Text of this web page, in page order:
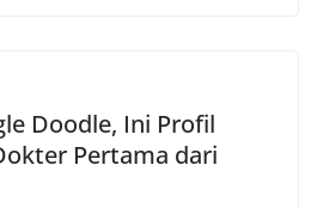
Doodle, Ini Profil
Pertama dari